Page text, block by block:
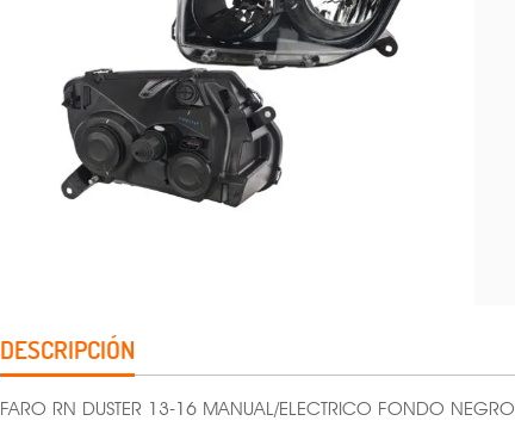
DESCRIPCIÓN
FARO RN DUSTER 13-16 MANUAL/ELECTRICO FONDO NEGRO